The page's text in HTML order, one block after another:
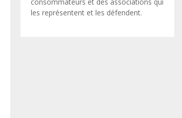
les représentent et les défendent.